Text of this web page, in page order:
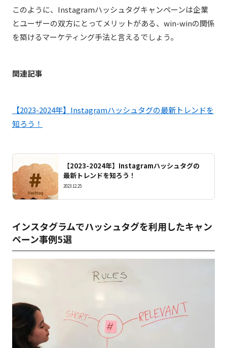
このように、Instagramハッシュタグキャンペーンは企業
とユーザーの双方にとってメリットがある、win-winの関係
を築けるマーケティング手法と言えるでしょう。
関連記事
【2023-2024年】Instagramハッシュタグの最新トレンドを
知ろう！
【2023-2024年】Instagramハッシュタグの
最新トレンドを知ろう！
2023.12.25
インスタグラムでハッシュタグを利用したキャン
ペーン事例5選